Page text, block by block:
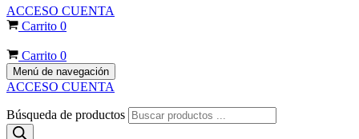
ACCESO CUENTA
Carrito 0
Carrito 0
Menú de navegación
ACCESO CUENTA
Búsqueda de productos